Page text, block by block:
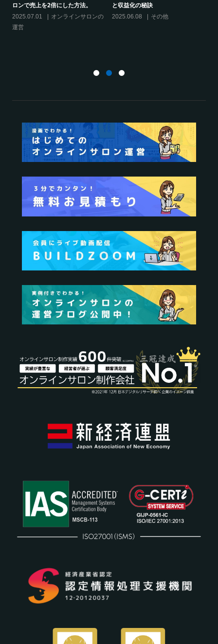
2倍にした方法。
オンラインサロンの
と収益化の秘訣
2025.06.08 その他
決】ココがポイン